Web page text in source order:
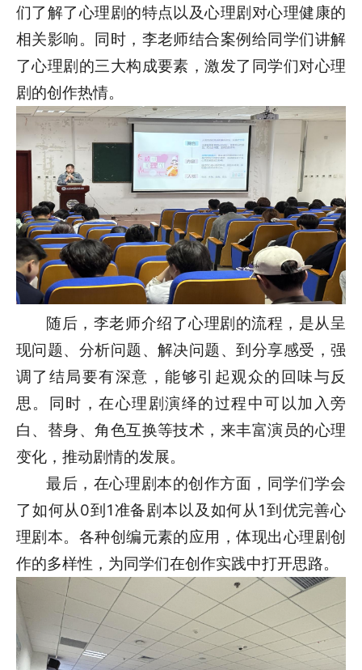
们了解了心理剧的特点以及心理剧对心理健康的
相关影响。同时，李老师结合案例给同学们讲解
了心理剧的三大构成要素，激发了同学们对心理
剧的创作热情。
随后，李老师介绍了心理剧的流程，是从呈
现问题、分析问题、解决问题、到分享感受，强
调了结局要有深意，能够引起观众的回味与反
思。同时，在心理剧演绎的过程中可以加入旁
白、替身、角色互换等技术，来丰富演员的心理
变化，推动剧情的发展。
最后，在心理剧本的创作方面，同学们学会
了如何从0到1准备剧本以及如何从1到优完善心
理剧本。各种创编元素的应用，体现出心理剧创
作的多样性，为同学们在创作实践中打开思路。